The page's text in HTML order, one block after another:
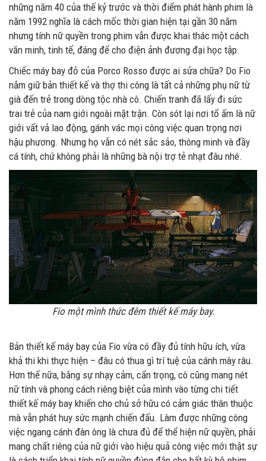
những năm 40 của thế kỷ trước và thời điểm phát hành phim là
năm 1992 nghĩa là cách mốc thời gian hiện tại gần 30 năm
nhưng tính nữ quyền trong phim vẫn được khai thác một cách
văn minh, tinh tế, đáng để cho điện ảnh đương đại học tập.
Chiếc máy bay đỏ của Porco Rosso được ai sửa chữa? Do Fio
nắm giữ bản thiết kế và thợ thi công là tất cả những phụ nữ từ
già đến trẻ trong dòng tộc nhà cô. Chiến tranh đã lấy đi sức
trai trẻ của nam giới ngoài mặt trận. Còn sót lại nơi tổ ấm là nữ
giới vất vả lao động, gánh vác mọi công việc quan trọng nơi
hậu phương. Nhưng họ vẫn có nét sắc sảo, thông minh và đầy
cá tính, chứ không phải là những bà nội trợ tẻ nhạt đâu nhé.
Fio một mình thức đêm thiết kế máy bay.
Bản thiết kế máy bay của Fio vừa có đầy đủ tính hữu ích, vừa
khả thi khi thực hiện – đâu có thua gì trí tuệ của cánh mày râu.
Hơn thế nữa, bằng sự nhạy cảm, cẩn trọng, cô cũng mang nét
nữ tính và phong cách riêng biệt của mình vào từng chi tiết
thiết kế máy bay khiến cho chủ sở hữu có cảm giác thân thuộc
mà vẫn phát huy sức mạnh chiến đấu. Làm được những công
việc ngang cánh đàn ông là chưa đủ để thể hiện nữ quyền, phải
mang chất riêng của nữ giới vào hiệu quả công việc mới thật sự